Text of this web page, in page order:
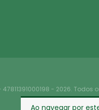
Ao navegar por
- 2026. Todos